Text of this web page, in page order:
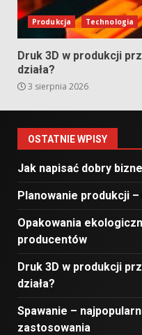
Produkcja Technologia
Druk 3D w produkcji
działa?
3 sierpnia 2026
OSTATNIE WPISY
Jak napisać dobry
Planowanie produkcji
Opakowania
producentów
Druk 3D w produkcji
działa?
Spawanie –
zastosowania